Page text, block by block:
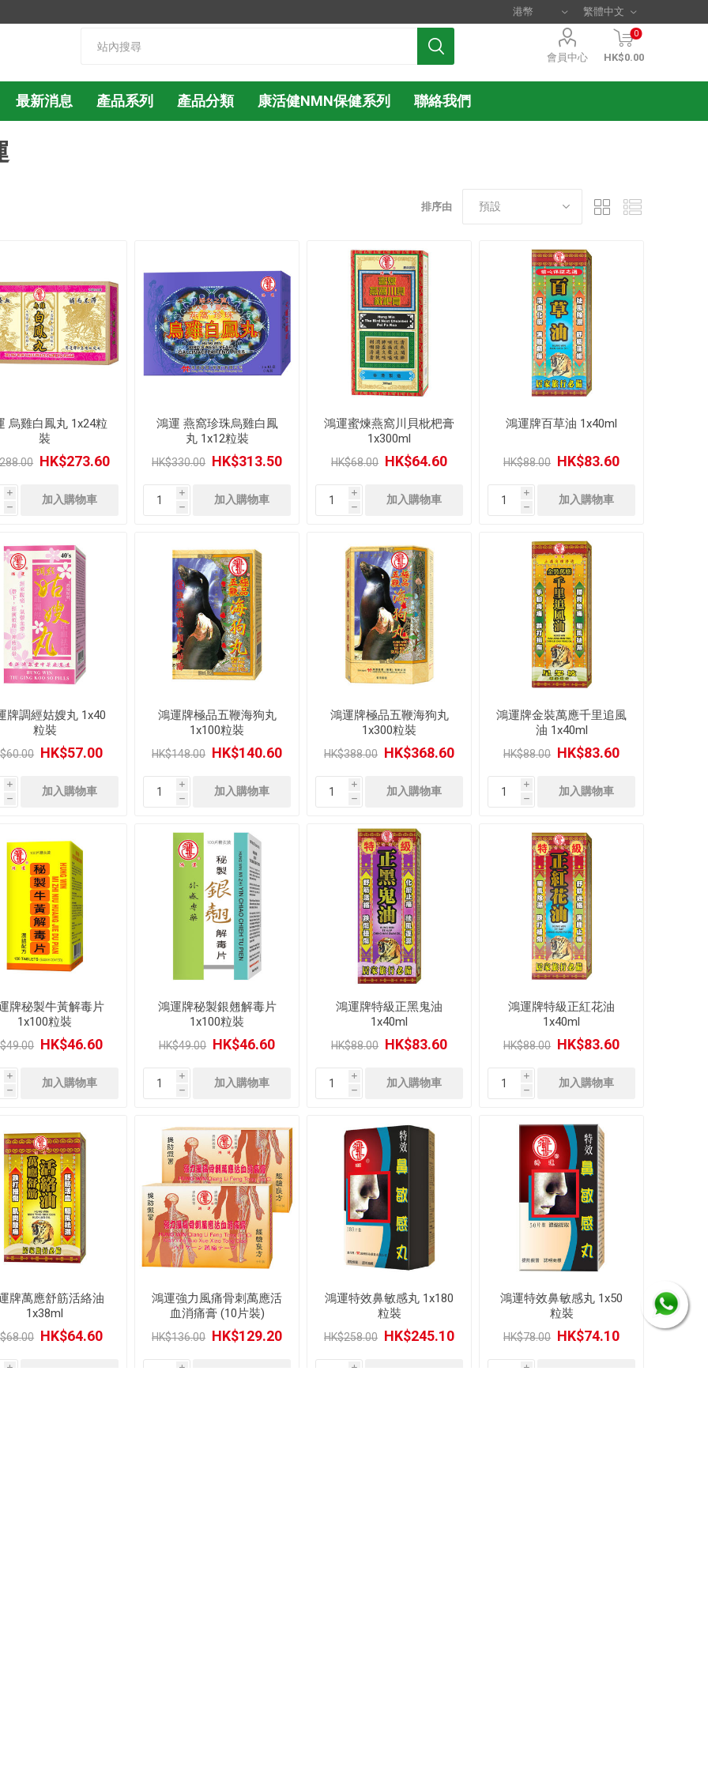
會員中心
0
HK$0.00
最新消息 產品系列 產品分類 康活健NMN保健系列 聯絡我們
排序由
烏雞白鳳丸 1x24粒
裝
HK$273.60
i
h
鴻運 燕窩珍珠烏雞白鳳
丸 1x12粒裝
HK$330.00 HK$313.50
i
h
鴻運蜜煉燕窩川貝枇杷膏
1x300ml
HK$68.00 HK$64.60
i
h
鴻運牌百草油 1x40ml
HK$88.00 HK$83.60
i
h
牌調經姑嫂丸 1x40
粒裝
HK$57.00
i
h
鴻運牌極品五鞭海狗丸
1x100粒裝
HK$148.00 HK$140.60
i
h
鴻運牌極品五鞭海狗丸
1x300粒裝
HK$388.00 HK$368.60
i
h
鴻運牌金裝萬應千里追風
油 1x40ml
HK$88.00 HK$83.60
i
h
牌秘製牛黃解毒片
1x100粒裝
HK$46.60
i
h
鴻運牌秘製銀翹解毒片
1x100粒裝
HK$49.00 HK$46.60
i
h
鴻運牌特級正黑鬼油
1x40ml
HK$88.00 HK$83.60
i
h
鴻運牌特級正紅花油
1x40ml
HK$88.00 HK$83.60
i
h
牌萬應舒筋活絡油
1x38ml
HK$64.60
i
鴻運強力風痛骨刺萬應活
血消痛膏 (10片裝)
HK$136.00 HK$129.20
i
鴻運特效鼻敏感丸 1x180
粒裝
HK$258.00 HK$245.10
i
鴻運特效鼻敏感丸 1x50
粒裝
HK$78.00 HK$74.10
i